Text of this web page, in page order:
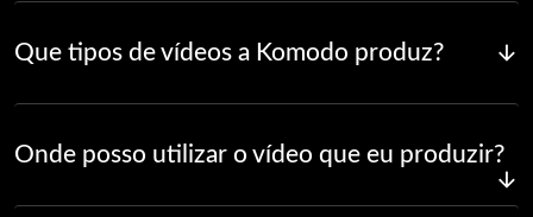
Que tipos de vídeos a Komodo produz?
Onde posso utilizar o vídeo que eu produzir?